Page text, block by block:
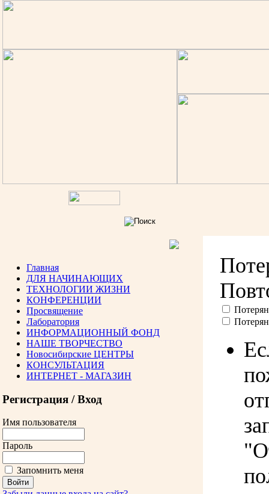
Главная
ДЛЯ НАЧИНАЮЩИХ
ТЕХНОЛОГИИ ЖИЗНИ
КОНФЕРЕНЦИИ
Просвящение
Лаборатория
ИНФОРМАЦИОННЫЙ ФОНД
НАШЕ ТВОРЧЕСТВО
Новосибирские ЦЕНТРЫ
КОНСУЛЬТАЦИЯ
ИНТЕРНЕТ - МАГАЗИН
Регистрация / Вход
Имя пользователя
Пароль
Запомнить меня